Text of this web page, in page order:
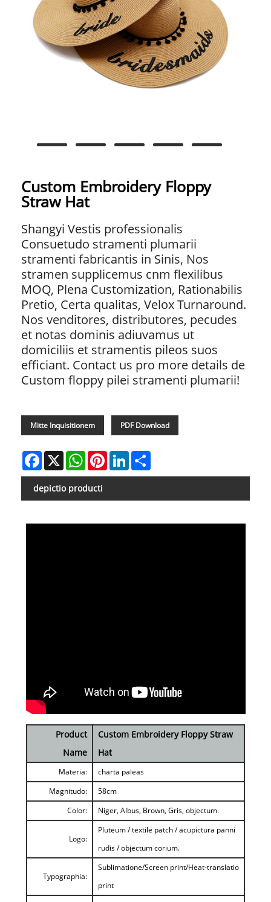
Custom Embroidery Floppy
Straw Hat
Shangyi Vestis professionalis
Consuetudo stramenti plumarii
stramenti fabricantis in Sinis, Nos
stramen supplicemus cnm flexilibus
MOQ, Plena Customization, Rationabilis
Pretio, Certa qualitas, Velox Turnaround.
Nos venditores, distributores, pecudes
et notas dominis adiuvamus ut
domiciliis et stramentis pileos suos
efficiant. Contact us pro more details de
Custom floppy pilei stramenti plumarii!
Mitte Inquisitionem PDF Download
Facebook
X WhatsAppPinterestLinkedIn
depictio producti
Product
Name
Custom Embroidery Floppy Straw
Hat
Materia:
charta paleas
Magnitudo:
58cm
Color:
Niger, Albus, Brown, Gris, objectum.
Logo:
Pluteum / textile patch / acupictura panni
rudis / objectum corium.
Typographia:
Sublimatione/Screen print/Heat-translatio
print